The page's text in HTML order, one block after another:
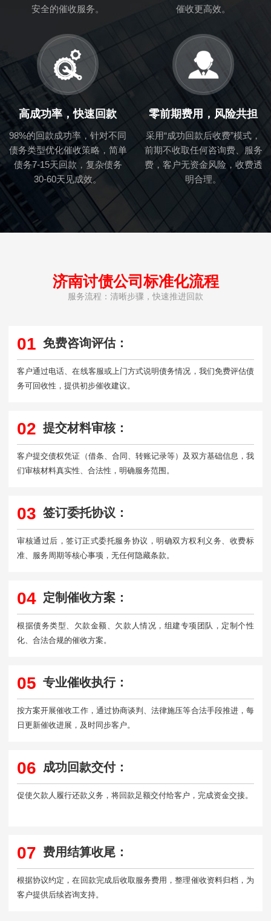
安全的催收服务。 催收更高效。
高成功率，快速回款
98%的回款成功率，针对不同
债务类型优化催收策略，简单
债务7-15天回款，复杂债务
30-60天见成效。
零前期费用，风险共担
采用“成功回款后收费”模式，
前期不收取任何咨询费、服务
费，客户无资金风险，收费透
明合理。
济南讨债公司标准化流程
服务流程：清晰步骤，快速推进回款
01 免费咨询评估：
客户通过电话、在线客服或上门方式说明债务情况，我们免费评估债
务可回收性，提供初步催收建议。
02 提交材料审核：
客户提交债权凭证（借条、合同、转账记录等）及双方基础信息，我
们审核材料真实性、合法性，明确服务范围。
03 签订委托协议：
审核通过后，签订正式委托服务协议，明确双方权利义务、收费标
准、服务周期等核心事项，无任何隐藏条款。
04 定制催收方案：
根据债务类型、欠款金额、欠款人情况，组建专项团队，定制个性
化、合法合规的催收方案。
05 专业催收执行：
按方案开展催收工作，通过协商谈判、法律施压等合法手段推进，每
日更新催收进展，及时同步客户。
06 成功回款交付：
促使欠款人履行还款义务，将回款足额交付给客户，完成资金交接。
07 费用结算收尾：
根据协议约定，在回款完成后收取服务费用，整理催收资料归档，为
客户提供后续咨询支持。